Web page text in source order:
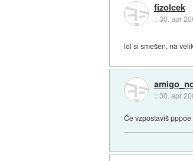
fizolcek
::30. apr
lol si smešen, na
::30. apr
Če vzpostaviš